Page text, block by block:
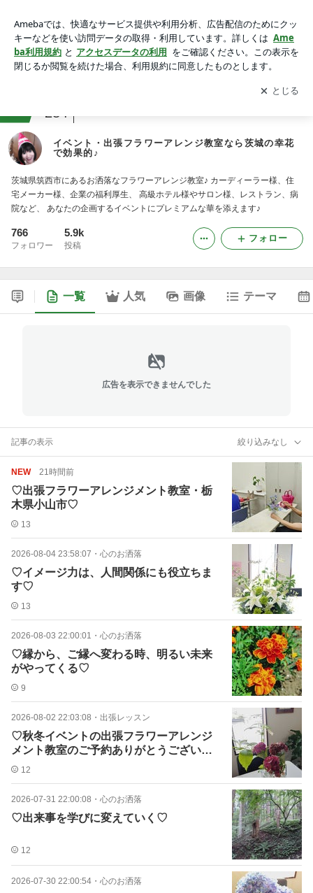
アプリをダウンロードして ブログの更新通知
を受け取りまし
ょう。
開く
284
イベント・出張フラワーアレンジ教室なら茨城の幸花
で効果的♪
茨城県筑西市にあるお洒落なフラワーアレンジ教室♪ カーディーラー様、住
宅メーカー様、企業の福利厚生、 高級ホテル様やサロン様、レストラン、病
院など、 あなたの企画するイベントにプレミアムな華を添えます♪
766
フォロワー
5.9k
投稿
フォロー
一覧 人気 画像 テーマ
広告を表示できませんでした
記事の表示 絞り込みなし
NEW 21時間前
♡出張フラワーアレンジメント教室・栃
木県小山市♡
13
2026-08-04 23:58:07 ・ 心のお洒落
♡イメージ力は、人間関係にも役立ちま
す♡
13
2026-08-03 22:00:01 ・ 心のお洒落
♡縁から、ご縁へ変わる時、明るい未来
がやってくる♡
9
2026-08-02 22:03:08 ・ 出張レッスン
♡秋冬イベントの出張フラワーアレンジ
メント教室のご予約ありがとうございま
す♡
12
2026-07-31 22:00:08 ・ 心のお洒落
♡出来事を学びに変えていく♡
12
2026-07-30 22:00:54 ・ 心のお洒落